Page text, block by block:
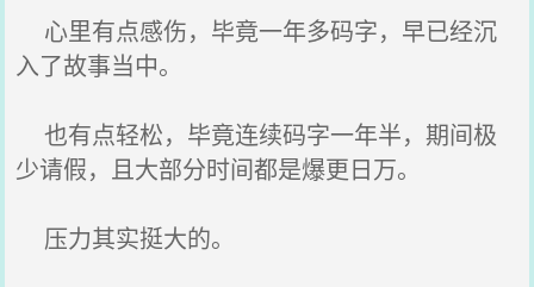
心里有点感伤，毕竟一年多码字，早已经沉
入了故事当中。
也有点轻松，毕竟连续码字一年半，期间极
少请假，且大部分时间都是爆更日万。
压力其实挺大的。